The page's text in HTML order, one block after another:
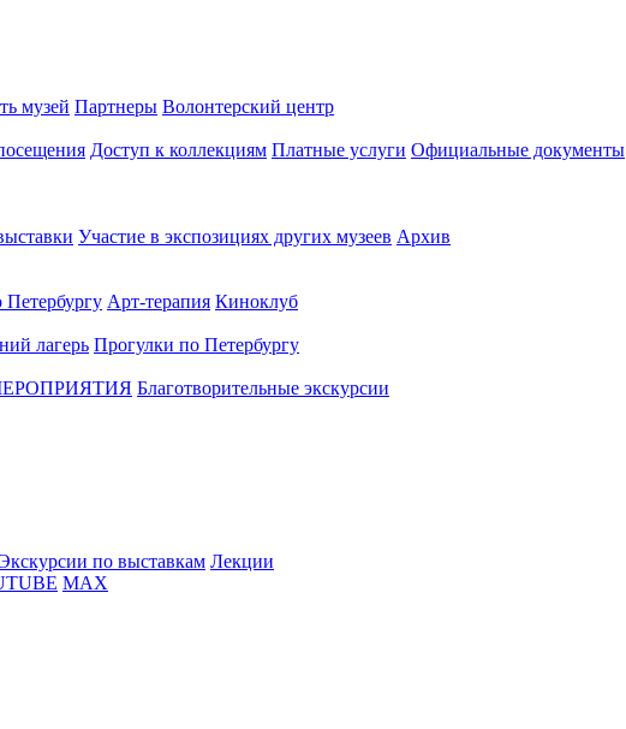
музей Партнеры Волонтерский центр
Доступ к коллекциям Платные услуги Официальные документы
Участие в экспозициях других музеев Архив
Арт-терапия Киноклуб
лагерь Прогулки по Петербургу
Благотворительные экскурсии
по выставкам Лекции
MAX